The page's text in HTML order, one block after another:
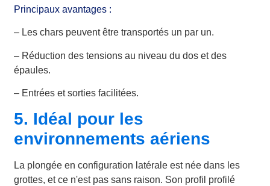
Principaux avantages :
– Les chars peuvent être transportés un par un.
– Réduction des tensions au niveau du dos et des
épaules.
– Entrées et sorties facilitées.
5. Idéal pour les
environnements aériens
La plongée en configuration latérale est née dans les
grottes, et ce n'est pas sans raison. Son profil profilé